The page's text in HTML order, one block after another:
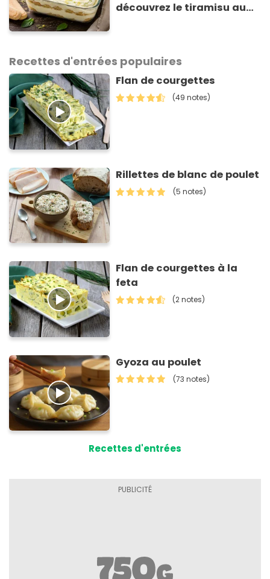
découvrez le tiramisu au
Recettes d'entrées populaires
Flan de courgettes
(49 notes)
Rillettes de blanc de poulet
(5 notes)
Flan de courgettes à la
feta
(2 notes)
Gyoza au poulet
(73 notes)
Recettes d'entrées